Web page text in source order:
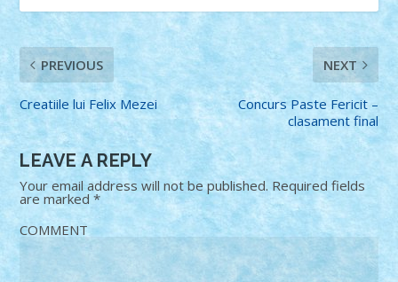
PREVIOUS
Creatiile lui Felix Mezei
NEXT
Concurs Paste Fericit –
clasament final
LEAVE A REPLY
Your email address will not be published. Required fields
are marked*
COMMENT